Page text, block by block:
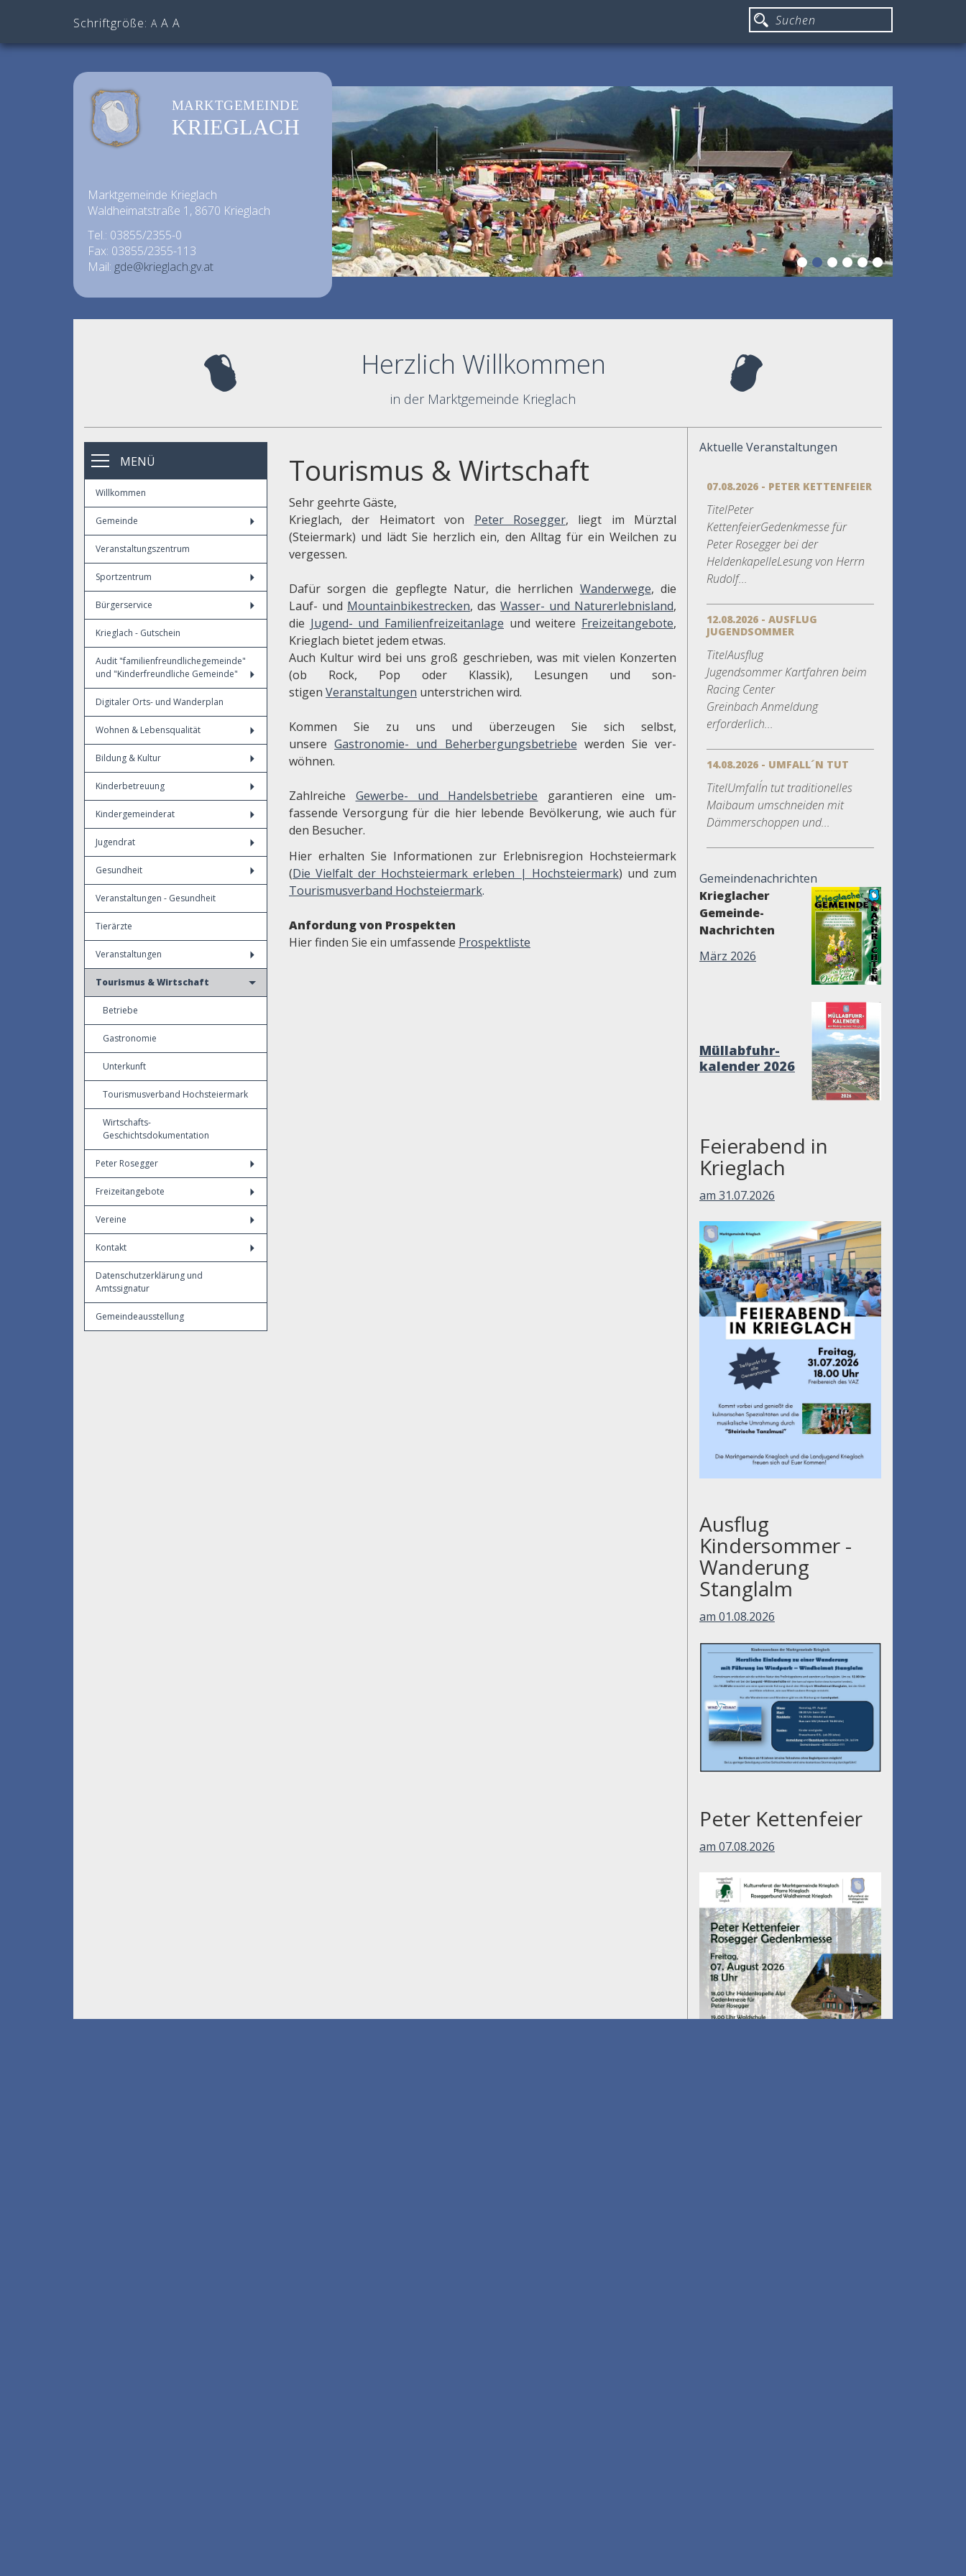
Schriftgröße: A A A
MARKTGEMEINDE
KRIEGLACH
Marktgemeinde Krieglach
Waldheimatstraße 1, 8670 Krieglach
Tel.: 03855/2355-0
Fax: 03855/2355-113
Mail: gde@krieglach.gv.at
Herzlich Willkommen
in der Marktgemeinde Krieglach
MENÜ
Willkommen
Gemeinde
Veranstaltungszentrum
Sportzentrum
Bürgerservice
Krieglach - Gutschein
Audit "familienfreundlichegemeinde"
und "Kinderfreundliche Gemeinde"
Digitaler Orts- und Wanderplan
Wohnen & Lebensqualität
Bildung & Kultur
Kinderbetreuung
Kindergemeinderat
Jugendrat
Gesundheit
Veranstaltungen - Gesundheit
Tierärzte
Veranstaltungen
Tourismus & Wirtschaft
Betriebe
Gastronomie
Unterkunft
Tourismusverband Hochsteiermark
Wirtschafts-
Geschichtsdokumentation
Peter Rosegger
Freizeitangebote
Vereine
Kontakt
Datenschutzerklärung und
Amtssignatur
Gemeindeausstellung
Tourismus & Wirtschaft
Sehr geehrte Gäste,
Krieglach, der Heimatort von Peter Rosegger, liegt im Mürztal
(Steiermark) und lädt Sie herzlich ein, den Alltag für ein Weilchen zu
vergessen.
Dafür sorgen die gepflegte Natur, die herrlichen Wanderwege, die
Lauf- und Mountainbikestrecken, das Wasser- und Naturerlebnisland,
die Jugend- und Familienfreizeitanlage und weitere Freizeitangebote,
Krieglach bietet jedem etwas.
Auch Kultur wird bei uns groß geschrieben, was mit vielen Konzerten
(ob Rock, Pop oder Klassik), Lesungen und son-
stigen Veranstaltungen unterstrichen wird.
Kommen Sie zu uns und überzeugen Sie sich selbst,
unsereGastronomie- und Beherbergungsbetriebe werden Sie ver-
wöhnen.
Zahlreiche Gewerbe- und Handelsbetriebe garantieren eine um-
fassende Versorgung für die hier lebende Bevölkerung, wie auch für
den Besucher.
Hier erhalten Sie Informationen zur Erlebnisregion Hochsteiermark
(Die Vielfalt der Hochsteiermark erleben | Hochsteiermark) und zum
Tourismusverband Hochsteiermark.
Anfordung von Prospekten
Hier finden Sie ein umfassende Prospektliste
Aktuelle Veranstaltungen
07.08.2026 - PETER KETTENFEIER
TitelPeter
KettenfeierGedenkmesse für
Peter Rosegger bei der
HeldenkapelleLesung von Herrn
Rudolf...
12.08.2026 - AUSFLUG
JUGENDSOMMER
TitelAusflug
Jugendsommer Kartfahren beim
Racing Center
Greinbach Anmeldung
erforderlich...
14.08.2026 - UMFALL´N TUT
TitelUmfall´n tut traditionelles
Maibaum umschneiden mit
Dämmerschoppen und...
Gemeindenachrichten
Krieglacher
Gemeinde-
Nachrichten
März 2026
Müllabfuhr-
kalender 2026
Feierabend in
Krieglach
am 31.07.2026
Ausflug
Kindersommer -
Wanderung
Stanglalm
am 01.08.2026
Peter Kettenfeier
am 07.08.2026